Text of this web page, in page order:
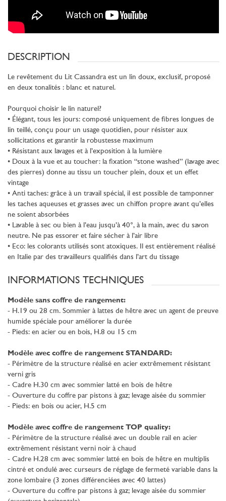
DESCRIPTION
Le revêtement du Lit Cassandra est un lin doux, exclusif, proposé
en deux tonalités : blanc et naturel.
Pourquoi choisir le lin naturel?
• Élégant, tous les jours: composé uniquement de fibres longues de
lin teillé, conçu pour un usage quotidien, pour résister aux
sollicitations et garantir la robustesse maximum
• Résistant aux lavages et à l’exposition à la lumière
• Doux à la vue et au toucher: la fixation “stone washed” (lavage avec
des pierres) donne au tissu un toucher plein, doux et un effet
vintage
• Anti taches: grâce à un travail spécial, il est possible de tamponner
les taches aqueuses et grasses avec un chiffon propre avant qu’elles
ne soient absorbées
• Lavable à sec ou bien à l’eau jusqu’à 40°, à la main, avec du savon
neutre. Ne pas essorer et faire sécher à l’air libre
• Eco: les colorants utilisés sont atoxiques. Il est entièrement réalisé
en Italie par des travailleurs qualifiés dans l’art du tissage
INFORMATIONS TECHNIQUES
Modèle sans coffre de rangement:
- H.19 ou 28 cm. Sommier à lattes de hêtre avec un agent de preuve
humide spéciale pour améliorer la durée
- Pieds: en acier ou en bois, H.8 ou 15 cm
Modèle avec coffre de rangement STANDARD:
- Périmètre de la structure réalisé en acier extrêmement résistant
verni gris
- Cadre H.30 cm avec sommier latté en bois de hêtre
- Ouverture du coffre par pistons à gaz; levage aisée du sommier
- Pieds: en bois ou acier, H.5 cm
Modèle avec coffre de rangement TOP quality:
- Périmètre de la structure réalisé avec un double rail en acier
extrêmement résistant verni noir à chaud
- Cadre H.28 cm avec sommier latté en bois de hêtre en multiplis
cintré et ondulé avec curseurs de réglage de fermeté variable dans la
zone lombaire (3 zones différenciées avec 40 lattes)
- Ouverture du coffre par pistons à gaz; levage aisée du sommier